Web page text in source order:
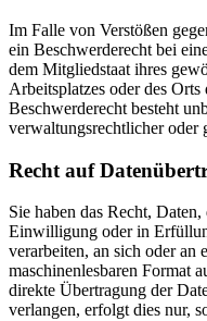
Im Falle von Verstößen
ein Beschwerderecht bei
dem Mitgliedstaat ihres
Arbeitsplatzes oder des
Beschwerderecht besteht
verwaltungsrechtlicher oder
Recht auf
Sie haben das Recht,
Einwilligung oder in
verarbeiten, an sich oder an
maschinenlesbaren Format
direkte Übertragung der
verlangen, erfolgt dies nur,